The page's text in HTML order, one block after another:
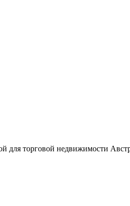
для торговой недвижимости